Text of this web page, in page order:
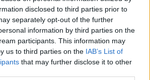
disclosed to third parties prior to
separately opt-out of the further
information by third parties on the
participants. This information may
us to third parties on the IAB’s List of
that may further disclose it to other
To właśnie czyni przejście
tworzy więź. Czasami myślimy, że
jest kwestią poszukiwania za
płaszczyzny między różnymi
religijnymi. W rzeczywistości,
takie podejście w końcu nas podzieli,